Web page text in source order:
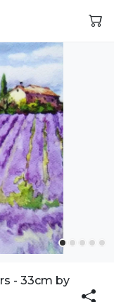
- 33cm by